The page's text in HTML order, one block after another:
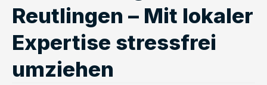
Reutlingen – Mit lokaler
Expertise stressfrei
umziehen